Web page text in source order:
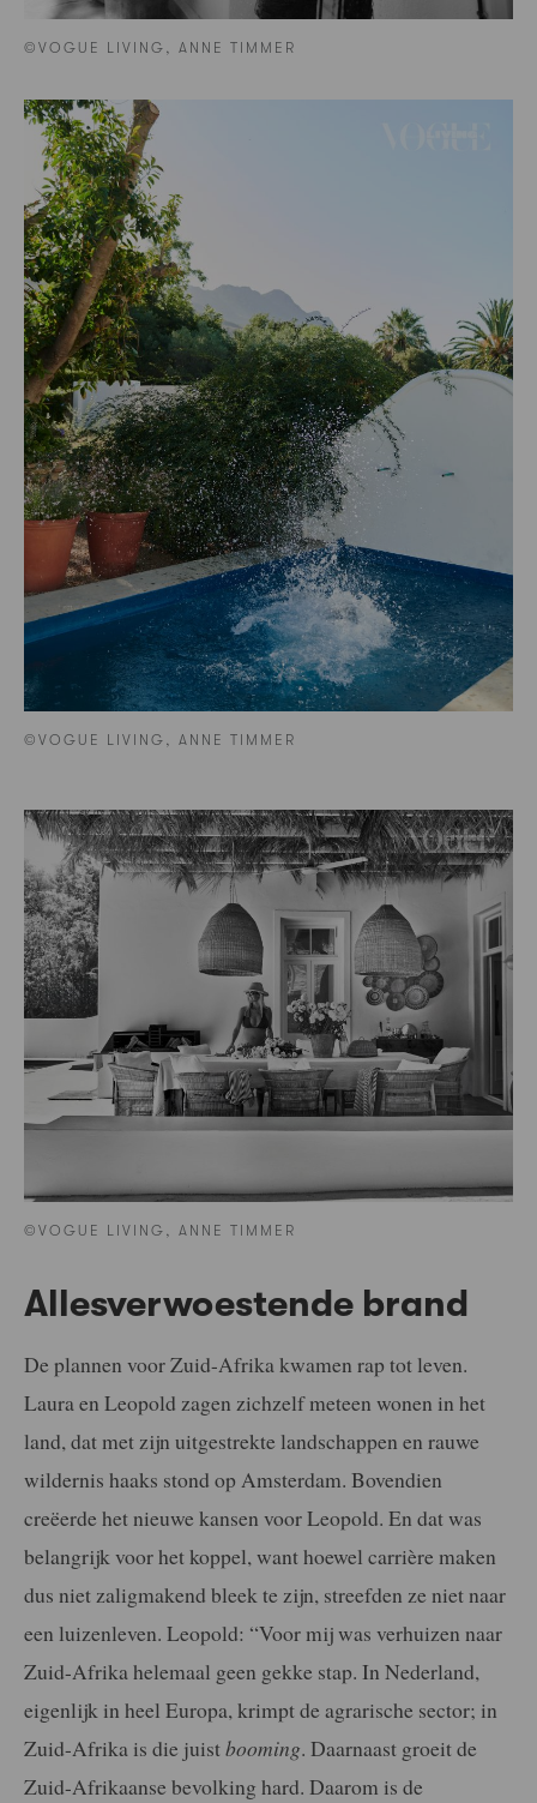
©VOGUE LIVING, ANNE TIMMER
©VOGUE LIVING, ANNE TIMMER
©VOGUE LIVING, ANNE TIMMER
Allesverwoestende brand
De plannen voor Zuid-Afrika kwamen rap tot leven.
Laura en Leopold zagen zichzelf meteen wonen in het
land, dat met zijn uitgestrekte landschappen en rauwe
wildernis haaks stond op Amsterdam. Bovendien
creëerde het nieuwe kansen voor Leopold. En dat was
belangrijk voor het koppel, want hoewel carrière maken
dus niet zaligmakend bleek te zijn, streefden ze niet naar
een luizenleven. Leopold: “Voor mij was verhuizen naar
Zuid-Afrika helemaal geen gekke stap. In Nederland,
eigenlijk in heel Europa, krimpt de agrarische sector; in
Zuid-Afrika is die juistbooming. Daarnaast groeit de
Zuid-Afrikaanse bevolking hard. Daarom is de